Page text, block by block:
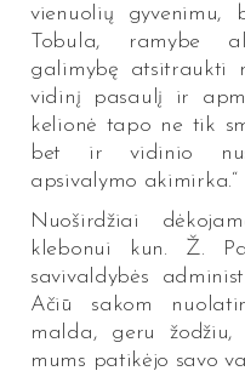
vienuolių
Tobula, ramybe
galimybę atsitraukti
vidinį pasaulį ir
kelionė tapo ne tik
bet ir vidinio
apsivalymo akimirka.“
Nuoširdžiai
klebonui kun. Ž.
savivaldybės
Ačiū sakom
malda, geru
mums patikėjo savo